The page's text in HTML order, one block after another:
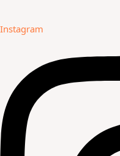
Instagram